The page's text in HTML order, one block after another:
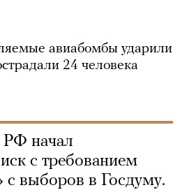
авиабомбы ударили
24 человека
РФ начал
с требованием
с выборов в Госдуму.